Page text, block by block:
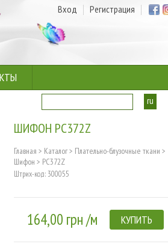
Вход Регистрация
ru
ШИФОН PC372Z
Главная > Каталог> Плательно-блузочные ткани >
Шифон > PC372Z
Штрих-код: 300055
164,00 грн /м КУПИТЬ